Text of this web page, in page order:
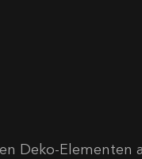
Deko-Elementen